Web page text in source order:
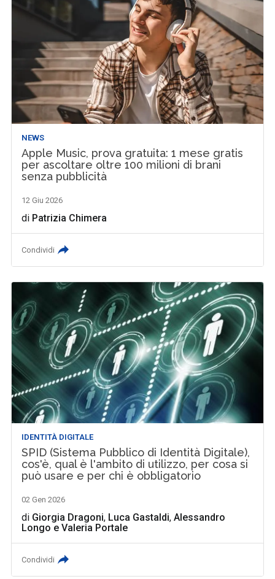
NEWS
Apple Music, prova gratuita: 1 mese gratis
per ascoltare oltre 100 milioni di brani
senza pubblicità
12 Giu 2026
di Patrizia Chimera
Condividi
IDENTITÀ DIGITALE
SPID (Sistema Pubblico di Identità Digitale),
cos'è, qual è l'ambito di utilizzo, per cosa si
può usare e per chi è obbligatorio
02 Gen 2026
di Giorgia Dragoni, Luca Gastaldi,Alessandro
Longo eValeria Portale
Condividi